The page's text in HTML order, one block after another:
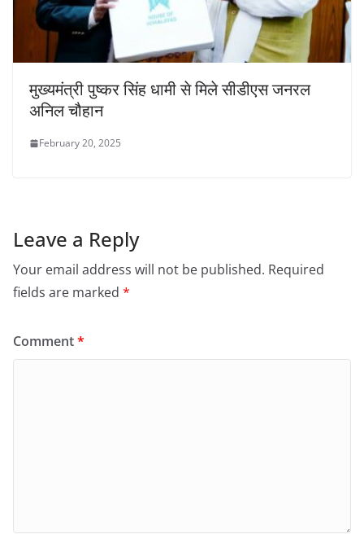
मुख्यमंत्री पुष्कर सिंह धामी से मिले सीडीएस जनरल
अनिल चौहान
February 20, 2025
Leave a Reply
Your email address will not be published. Required
fields are marked *
Comment*